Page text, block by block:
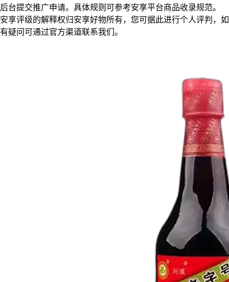
后台提交推广申请。具体规则可参考安享平台商品收录规范。
安享评级的解释权归安享好物所有，您可据此进行个人评判，如
有疑问可通过官方渠道联系我们。